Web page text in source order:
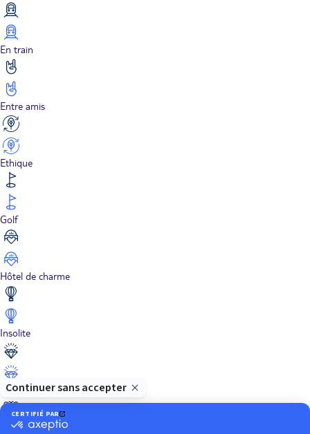
En train
Entre amis
Ethique
Golf
Hôtel de charme
Insolite
Luxe